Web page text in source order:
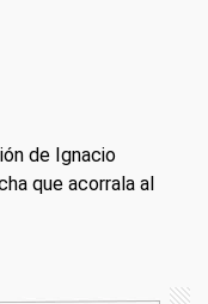
de Ignacio
que acorrala al